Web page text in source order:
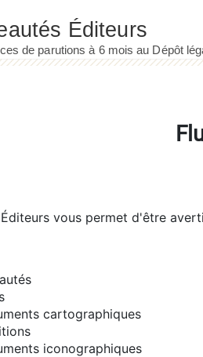
vous permet d'être
cartographiques
iconographiques